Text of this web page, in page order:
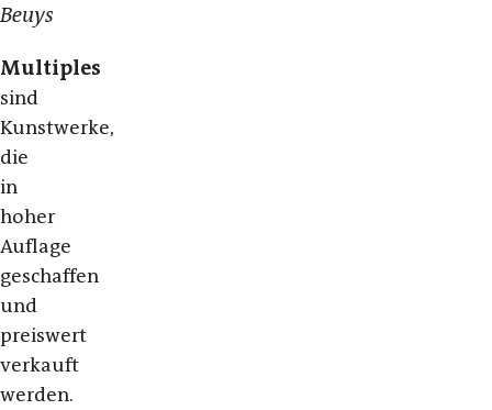
Beuys
Multiples
sind
Kunstwerke,
die
in
hoher
Auflage
geschaffen
und
preiswert
verkauft
werden.